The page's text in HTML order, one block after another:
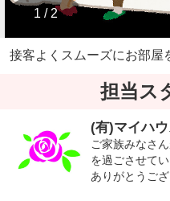
1 / 2
接客よくスムーズにお部屋
担当ス
(有)マイハ
ご家族みなさ
を過ごさせて
ありがとうござ